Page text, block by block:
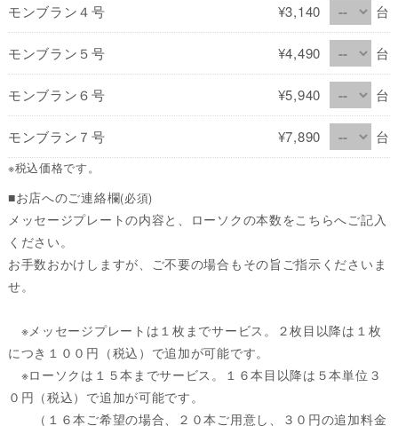
モンブラン４号 ¥3,140 台
モンブラン５号 ¥4,490 台
モンブラン６号 ¥5,940 台
モンブラン７号 ¥7,890 台
※税込価格です。
■お店へのご連絡欄(必須)
メッセージプレートの内容と、ローソクの本数をこちらへご記入
ください。
お手数おかけしますが、ご不要の場合もその旨ご指示くださいま
せ。
※メッセージプレートは１枚までサービス。２枚目以降は１枚
につき１００円（税込）で追加が可能です。
※ローソクは１５本までサービス。１６本目以降は５本単位３
０円（税込）で追加が可能です。
（１６本ご希望の場合、２０本ご用意し、３０円の追加料金